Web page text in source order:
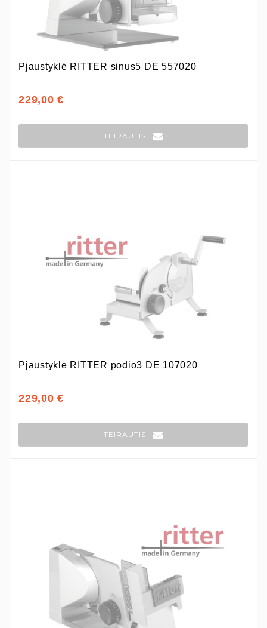
Pjaustyklė RITTER sinus5 DE 557020
229,00 €
TEIRAUTIS
Pjaustyklė RITTER podio3 DE 107020
229,00 €
TEIRAUTIS